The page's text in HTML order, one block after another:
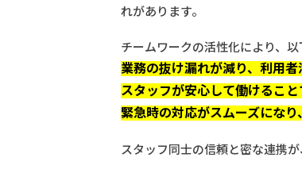
れがあります。
チームワークの活性化により、
業務の抜け漏れが減り、利用者
スタッフが安心して働けること
緊急時の対応がスムーズにな
スタッフ同士の信頼と密な連携